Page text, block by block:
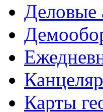
Деловые
Карты